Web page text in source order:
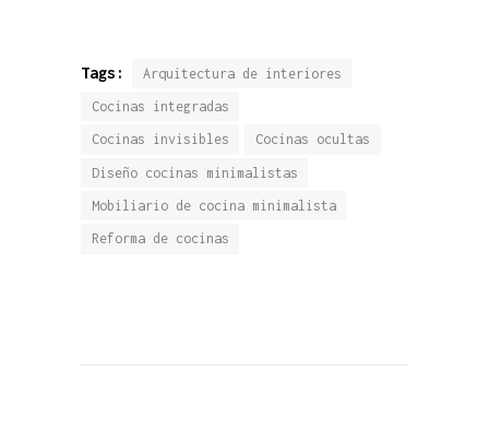
Tags: Arquitectura de interiores
Cocinas integradas
Cocinas invisibles Cocinas ocultas
Diseño cocinas minimalistas
Mobiliario de cocina minimalista
Reforma de cocinas